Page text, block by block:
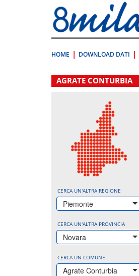
direttamente
a:
Contenuto
HOME DOWNLOAD DATI
.
AGRATE CONTURBIA
CERCA UN'ALTRA REGIONE
Piemonte
CERCA UN'ALTRA PROVINCIA
Novara
CERCA UN COMUNE
Agrate Conturbia